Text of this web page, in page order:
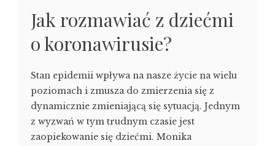
Jak rozmawiać z dziećmi
o koronawirusie?
Stan epidemii wpływa na nasze życie na wielu
poziomach i zmusza do zmierzenia się z
dynamicznie zmieniającą się sytuacją. Jednym
z wyzwań w tym trudnym czasie jest
zaopiekowanie się dziećmi. Monika